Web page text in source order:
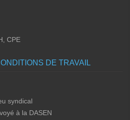
CPE
DE TRAVAIL
syndical
à la DASEN